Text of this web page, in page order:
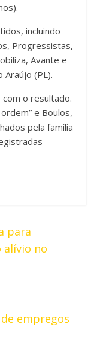
incluindo
Progressistas,
Avante e
Araújo (PL).
o resultado.
e Boulos,
pela família
para
alívio no
empregos